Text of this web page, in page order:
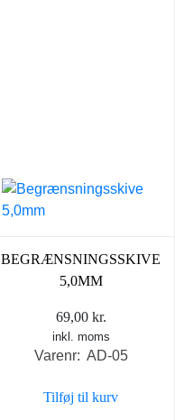
BEGRÆNSNINGSSKIVE
5,0MM
69,00 kr.
inkl. moms
Varenr: AD-05
Tilføj til kurv